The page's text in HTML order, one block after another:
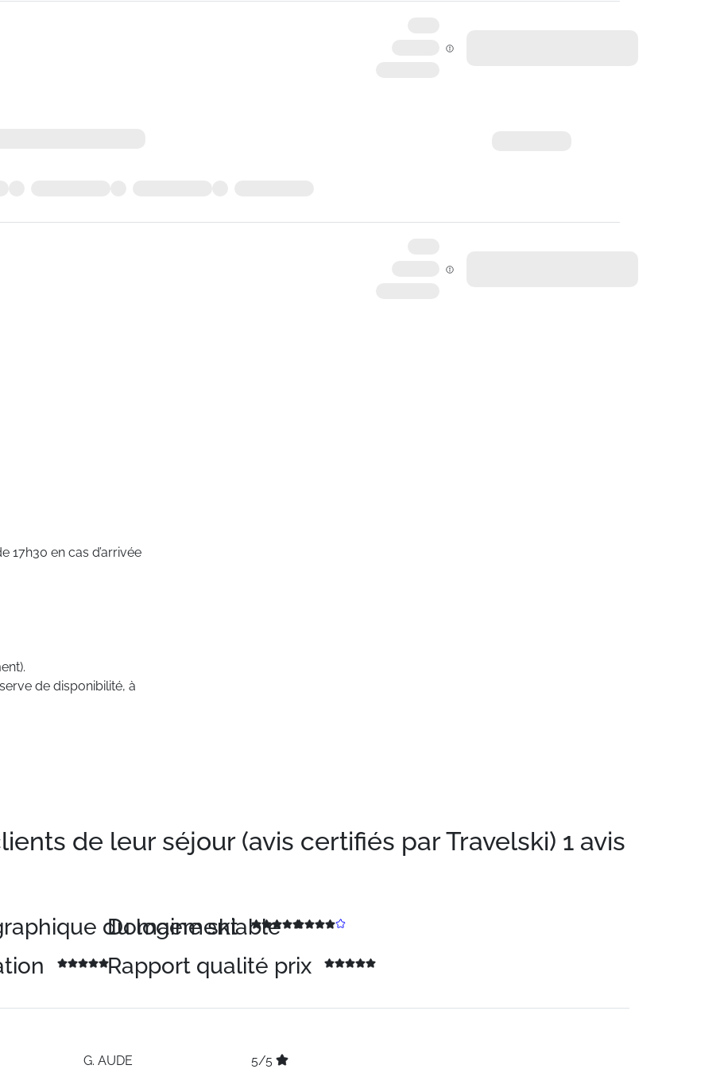
17h30 en cas d’arrivée
de disponibilité, à
de leur séjour (avis certifiés par Travelski) 1 avis
du logement
Domaine skiable
Rapport qualité prix
G. AUDE 5/5